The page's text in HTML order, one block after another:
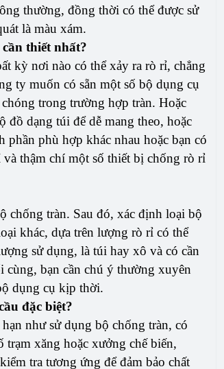
thường, đồng thời có thể được sử
là màu xám.
thiết nhất?
kỳ nơi nào có thể xảy ra rò rỉ, chẳng
ty muốn có sẵn một số bộ dụng cụ
trong trường hợp tràn. Hoặc
đồ dạng túi để dễ mang theo, hoặc
phần phù hợp khác nhau hoặc bạn có
thậm chí một số thiết bị chống rò rỉ
chống tràn. Sau đó, xác định loại bộ
khác, dựa trên lượng rò rỉ có thể
sử dụng, là túi hay xô và có cần
cùng, bạn cần chú ý thường xuyên
dụng cụ kịp thời.
đặc biệt?
như sử dụng bộ chống tràn, có
xăng hoặc xưởng chế biến,
tra tương ứng để đảm bảo chất